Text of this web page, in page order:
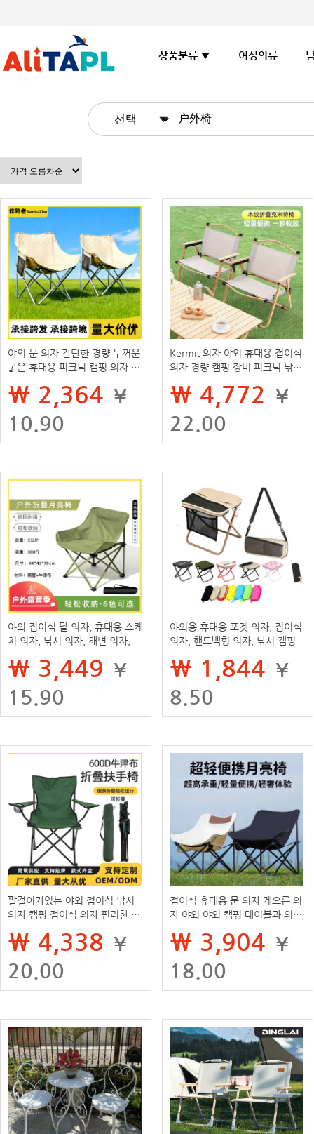
상품분류 ▼ 여성의류
야외 문 의자 간단한 경량 두꺼운
굵은 휴대용 피크닉 캠핑 의자 캠
₩ 2,364 ¥
10.90
Kermit 의자 야외 휴대용 접이식
의자 경량 캠핑 장비 피크닉 낚시
₩ 4,772 ¥
22.00
야외 접이식 달 의자, 휴대용 스케
치 의자, 낚시 의자, 해변 의자, 감
₩ 3,449 ¥
15.90
야외용 휴대용 포켓 의자, 접이식
의자, 핸드백형 의자, 낚시 캠핑
이식 의자, 스툴
₩ 1,844 ¥
8.50
팔걸이가있는 야외 접이식 낚시
의자 캠핑 접이식 의자 편리한 낚
₩ 4,338 ¥
20.00
접이식 휴대용 문 의자 게으른 의
자 야외 야외 캠핑 테이블과 의자
자 낚시 의자
₩ 3,904 ¥
18.00